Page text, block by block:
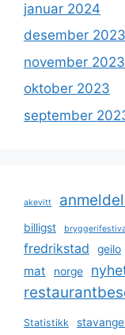
januar 2024
desember 2023
november 2023
oktober 2023
september
akevitt
billigst
fredrikstad geilo
mat norge
Statistikk